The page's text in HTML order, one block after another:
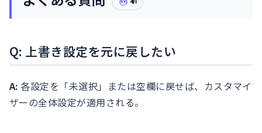
Q: 上書き設定を元に戻したい
A: 各設定を「未選択」または空欄に戻せば、カスタマイ
ザーの全体設定が適用される。